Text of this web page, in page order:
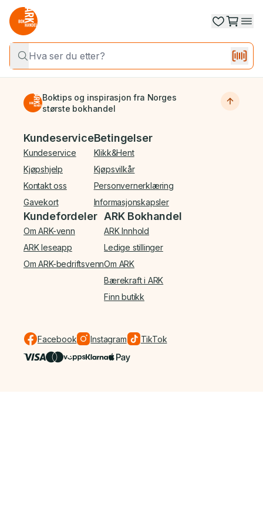
Boktips og inspirasjon fra Norges
største bokhandel
Bunnmeny
Kundeservice
Kundeservice
Kjøpshjelp
Kontakt oss
Gavekort
Betingelser
Klikk&Hent
Kjøpsvilkår
Personvernerklæring
Informasjonskapsler
Kundefordeler
Om ARK-venn
ARK leseapp
Om ARK-bedriftsvenn
ARK Bokhandel
ARK Innhold
Ledige stillinger
Om ARK
Bærekraft i ARK
Finn butikk
Facebook Instagram TikTok